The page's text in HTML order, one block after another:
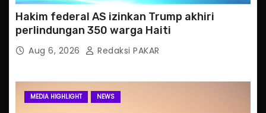
Hakim federal AS izinkan Trump akhiri
perlindungan 350 warga Haiti
Aug 6, 2026 Redaksi PAKAR
MEDIA HIGHLIGHT NEWS